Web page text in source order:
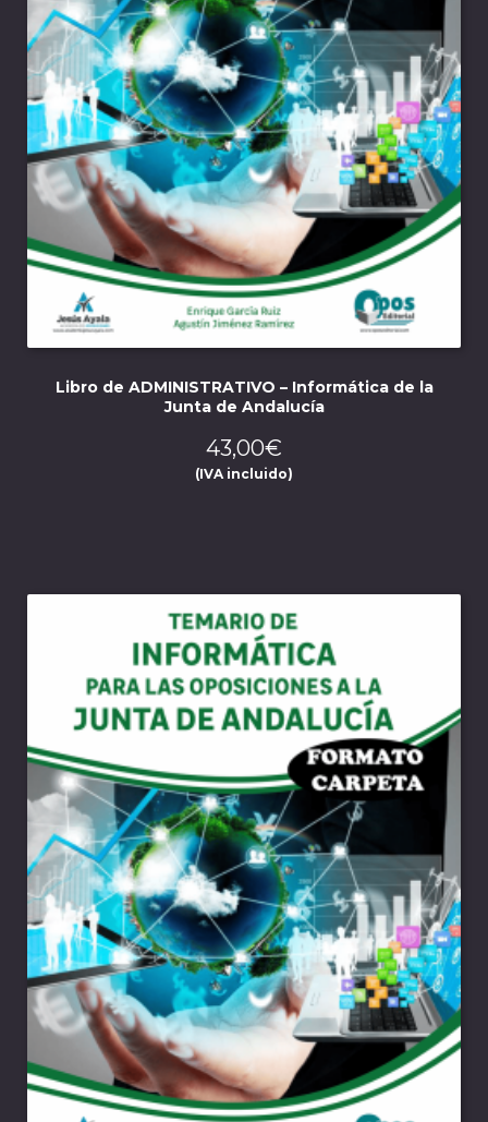
Libro de ADMINISTRATIVO – Informática de la
Junta de Andalucía
43,00€
(IVA incluido)